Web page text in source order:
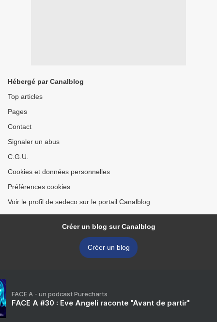
Hébergé par Canalblog
Top articles
Pages
Contact
Signaler un abus
C.G.U.
Cookies et données personnelles
Préférences cookies
Voir le profil de sedeco sur le portail Canalblog
Créer un blog sur Canalblog
Créer un blog
FACE A - un podcast Purecharts
FACE A #30 : Eve Angeli raconte "Avant de partir"